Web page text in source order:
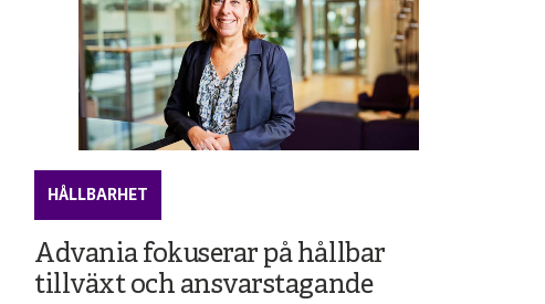
HÅLLBARHET
Advania fokuserar på hållbar
tillväxt och ansvarstagande